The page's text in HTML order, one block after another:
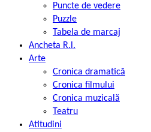
Puncte de vedere
Puzzle
Tabela de marcaj
Ancheta R.l.
Arte
Cronica dramatică
Cronica filmului
Cronica muzicală
Teatru
Atitudini